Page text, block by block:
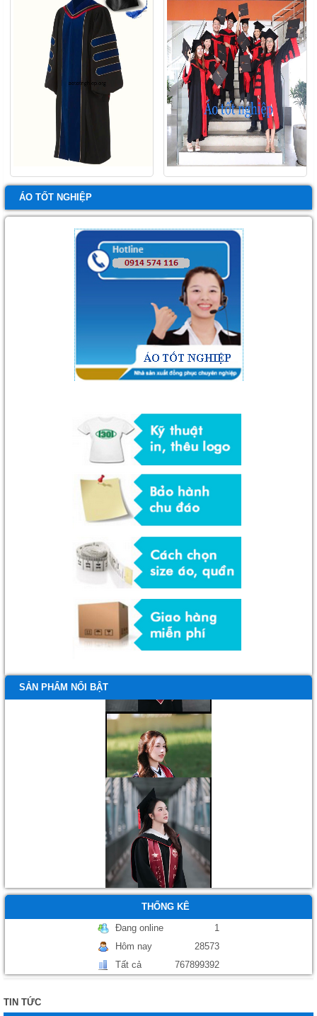
ÁO TỐT NGHIỆP
SẢN PHẨM NỔI BẬT
Áo tốt nghiệp
THỐNG KÊ
Đang online
1
Hôm nay
28573
Tất cả
767899392
TIN TỨC